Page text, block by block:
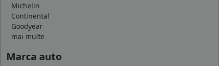
Michelin
Continental
Goodyear
mai multe
Marca auto